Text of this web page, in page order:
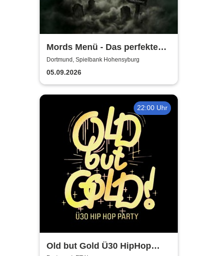
Mords Menü - Das perfekte
Krimi Dinner
Dortmund, Spielbank Hohensyburg
05.09.2026
22:00 Uhr
Old but Gold Ü30 HipHop